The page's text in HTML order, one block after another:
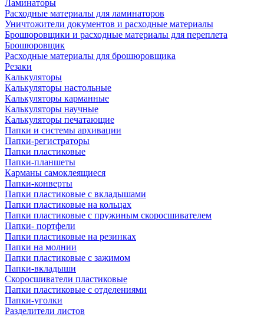
Ламинаторы
Расходные материалы для ламинаторов
Уничтожители документов и расходные материалы
Брошюровщики и расходные материалы для переплета
Брошюровщик
Расходные материалы для брошюровщика
Резаки
Калькуляторы
Калькуляторы настольные
Калькуляторы карманные
Калькуляторы научные
Калькуляторы печатающие
Папки и системы архивации
Папки-регистраторы
Папки пластиковые
Папки-планшеты
Карманы самоклеящиеся
Папки-конверты
Папки пластиковые с вкладышами
Папки пластиковые на кольцах
Папки пластиковые с пружиным скоросшивателем
Папки- портфели
Папки пластиковые на резинках
Папки на молнии
Папки пластиковые с зажимом
Папки-вкладыши
Скоросшиватели пластиковые
Папки пластиковые с отделениями
Папки-уголки
Разделители листов